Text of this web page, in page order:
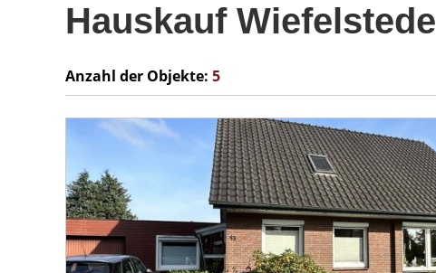
Hauskauf Wiefelstede
Anzahl der Objekte: 5